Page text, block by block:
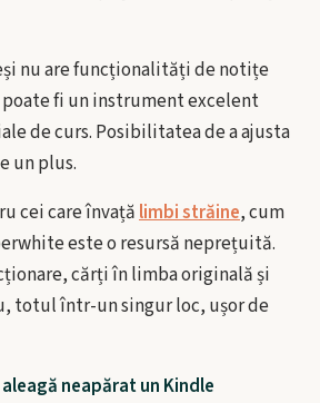
nu are funcționalități de notițe
poate fi un instrument excelent
de curs. Posibilitatea de a ajusta
un plus.
cei care învațălimbi străine, cum
este o resursă neprețuită.
cărți în limba originală și
totul într-un singur loc, ușor de
neapărat un Kindle